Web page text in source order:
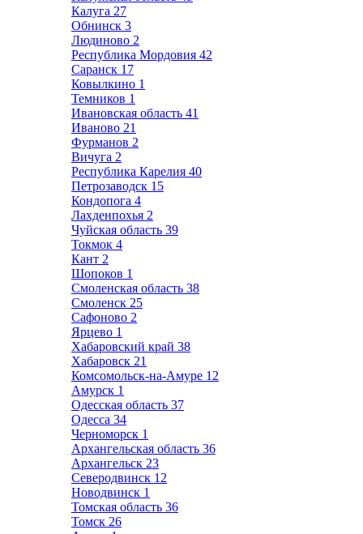
Калуга 27
Обнинск 3
Людиново 2
Республика Мордовия 42
Саранск 17
Ковылкино 1
Темников 1
Ивановская область 41
Иваново 21
Фурманов 2
Вичуга 2
Республика Карелия 40
Петрозаводск 15
Кондопога 4
Лахденпохья 2
Чуйская область 39
Токмок 4
Кант 2
Шопоков 1
Смоленская область 38
Смоленск 25
Сафоново 2
Ярцево 1
Хабаровский край 38
Хабаровск 21
Комсомольск-на-Амуре 12
Амурск 1
Одесская область 37
Одесса 34
Черноморск 1
Архангельская область 36
Архангельск 23
Северодвинск 12
Новодвинск 1
Томская область 36
Томск 26